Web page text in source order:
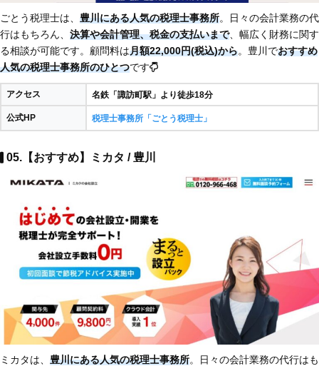
ごとう税理士は、 豊川にある人気の税理士事務所。日々の会計業務の代
行はもちろん、 決算や会計管理、税金の支払いまで、幅広く財務に関す
る相談が可能です。顧問料は月額22,000円(税込)から。豊川でおすすめ
人気の税理士事務所のひとつです
アクセス 名鉄「諏訪町駅」より徒歩18分
公式HP 税理士事務所「ごとう税理士」
05.【おすすめ】ミカタ / 豊川
ミカタは、 豊川にある人気の税理士事務所。日々の会計業務の代行はも